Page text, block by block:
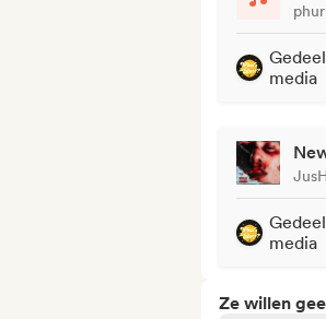
media
media
Ze willen